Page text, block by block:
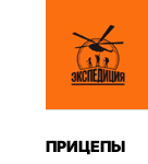
ПРИЦЕПЫ